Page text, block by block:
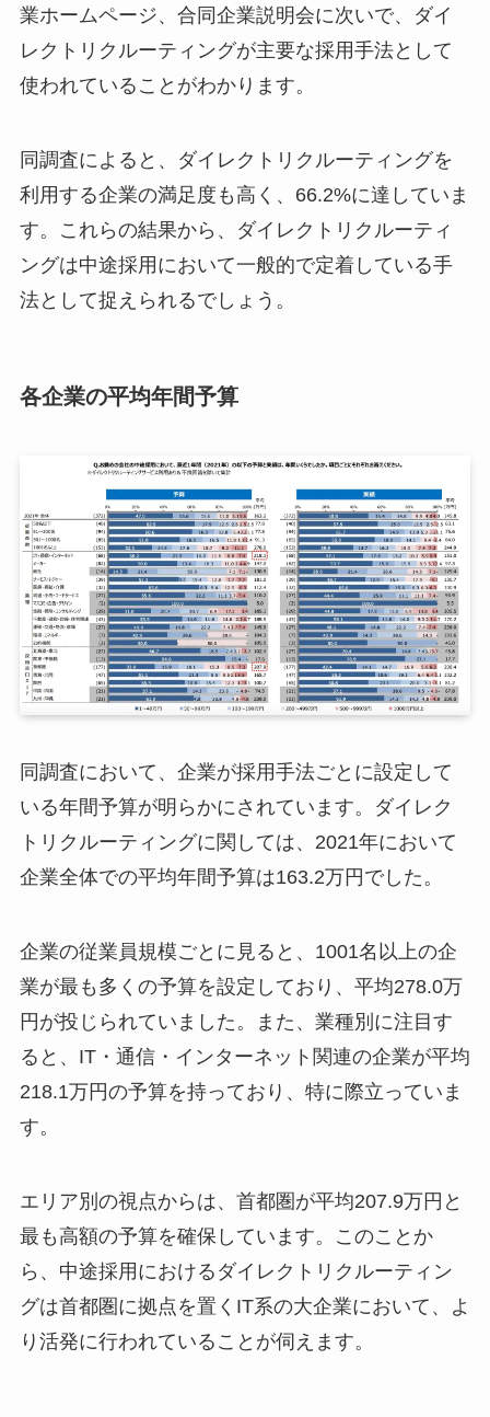
業ホームページ、合同企業説明会に次いで、ダイ
レクトリクルーティングが主要な採用手法として
使われていることがわかります。
同調査によると、ダイレクトリクルーティングを
利用する企業の満足度も高く、66.2%に達していま
す。これらの結果から、ダイレクトリクルーティ
ングは中途採用において一般的で定着している手
法として捉えられるでしょう。
各企業の平均年間予算
同調査において、企業が採用手法ごとに設定して
いる年間予算が明らかにされています。ダイレク
トリクルーティングに関しては、2021年において
企業全体での平均年間予算は163.2万円でした。
企業の従業員規模ごとに見ると、1001名以上の企
業が最も多くの予算を設定しており、平均278.0万
円が投じられていました。また、業種別に注目す
ると、IT・通信・インターネット関連の企業が平均
218.1万円の予算を持っており、特に際立っていま
す。
エリア別の視点からは、首都圏が平均207.9万円と
最も高額の予算を確保しています。このことか
ら、中途採用におけるダイレクトリクルーティン
グは首都圏に拠点を置くIT系の大企業において、よ
り活発に行われていることが伺えます。